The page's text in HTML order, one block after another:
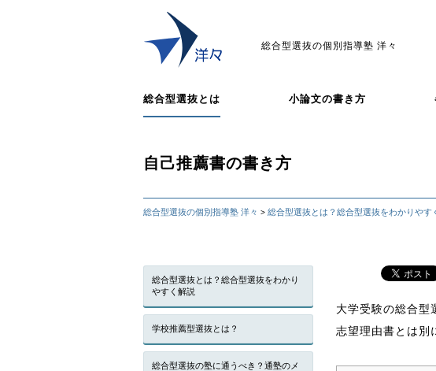
総合型選抜の個別指導塾 洋々
総合型選抜とは 小論文の書き方
自己推薦書の書き方
総合型選抜の個別指導塾 洋々 > 総合型選抜とは？総合型選抜をわかりやす
大学受験の総合型
志望理由書とは別
総合型選抜とは？総合型選抜をわかり
やすく解説
学校推薦型選抜とは？
総合型選抜の塾に通うべき？通塾のメ